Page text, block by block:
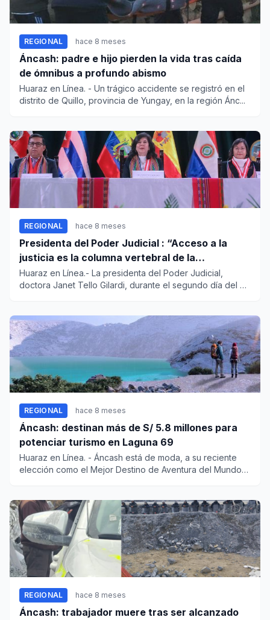
REGIONAL hace 8 meses
Áncash: padre e hijo pierden la vida tras caída
de ómnibus a profundo abismo
Huaraz en Línea. - Un trágico accidente se registró en el
distrito de Quillo, provincia de Yungay, en la región Ánc...
REGIONAL hace 8 meses
Presidenta del Poder Judicial : “Acceso a la
justicia es la columna vertebral de la
democracia”
Huaraz en Línea.- La presidenta del Poder Judicial,
doctora Janet Tello Gilardi, durante el segundo día del XII
REGIONAL hace 8 meses
Áncash: destinan más de S/ 5.8 millones para
potenciar turismo en Laguna 69
Huaraz en Línea. - Áncash está de moda, a su reciente
elección como el Mejor Destino de Aventura del Mundo
REGIONAL hace 8 meses
Áncash: trabajador muere tras ser alcanzado